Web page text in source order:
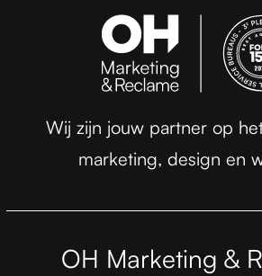
Wij zijn jouw partner op
marketing, design en
OH Marketing &